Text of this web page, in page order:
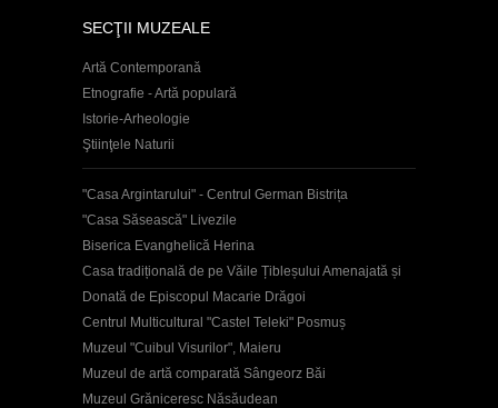
SECŢII MUZEALE
Artă Contemporană
Etnografie - Artă populară
Istorie-Arheologie
Ştiinţele Naturii
"Casa Argintarului" - Centrul German Bistrița
"Casa Săsească" Livezile
Biserica Evanghelică Herina
Casa tradițională de pe Văile Țibleșului Amenajată și
Donată de Episcopul Macarie Drăgoi
Centrul Multicultural "Castel Teleki" Posmuș
Muzeul "Cuibul Visurilor", Maieru
Muzeul de artă comparată Sângeorz Băi
Muzeul Grăniceresc Năsăudean